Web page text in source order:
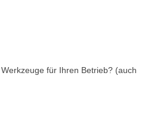
für Ihren Betrieb? (auch